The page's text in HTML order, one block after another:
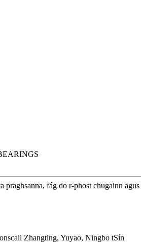
fág do r-phost chugainn
Zhangting, Yuyao, Ningbo tSín